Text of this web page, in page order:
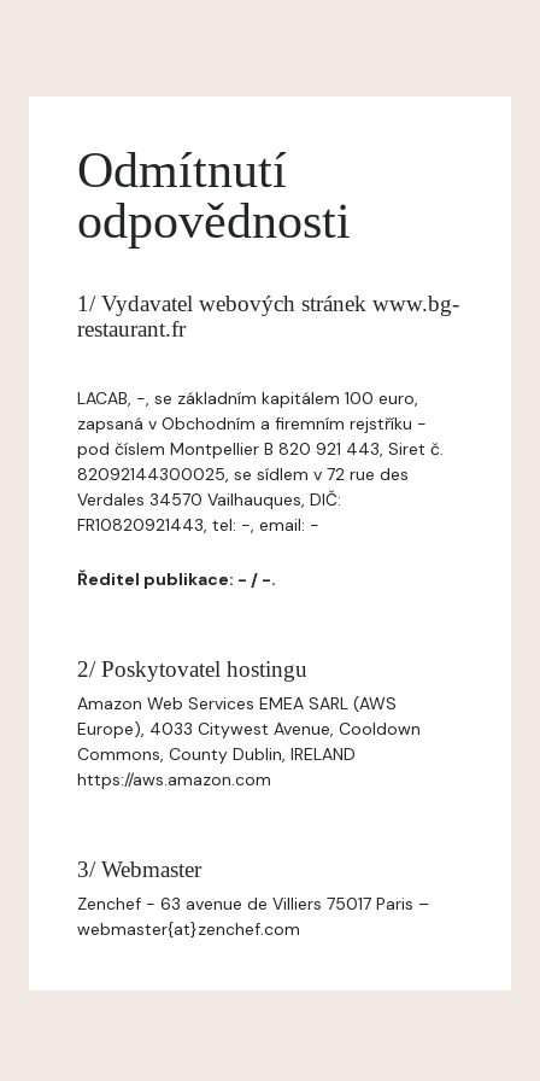
Odmítnutí
odpovědnosti
1/ Vydavatel webových stránek www.bg-
restaurant.fr
LACAB, -, se základním kapitálem 100 euro,
zapsaná v Obchodním a firemním rejstříku -
pod číslem Montpellier B 820 921 443, Siret č.
82092144300025, se sídlem v 72 rue des
Verdales 34570 Vailhauques, DIČ:
FR10820921443, tel: -, email: -
Ředitel publikace: - / -.
2/ Poskytovatel hostingu
Amazon Web Services EMEA SARL (AWS
Europe), 4033 Citywest Avenue, Cooldown
Commons, County Dublin, IRELAND
https://aws.amazon.com
3/ Webmaster
Zenchef - 63 avenue de Villiers 75017 Paris –
webmaster{at}zenchef.com